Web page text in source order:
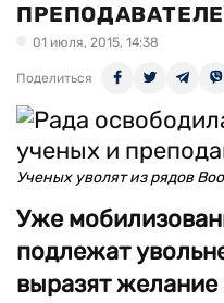
01 июля, 2015, 14:38
Поделиться
Ученых уволят из рядов
Уже
подлежат
выразят